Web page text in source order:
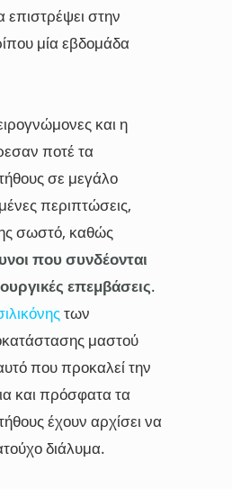
επιστρέψει στην
μία εβδομάδα
και η
ποτέ τα
σε μεγάλο
περιπτώσεις,
σωστό, καθώς
που συνδέονται
επεμβάσεις.
των
μαστού
που προκαλεί την
και πρόσφατα τα
έχουν αρχίσει να
διάλυμα.